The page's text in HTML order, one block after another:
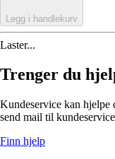
Legg i handlekurv
Laster...
Trenger du
Kundeservice kan hjelpe
send mail til
Finn hjelp